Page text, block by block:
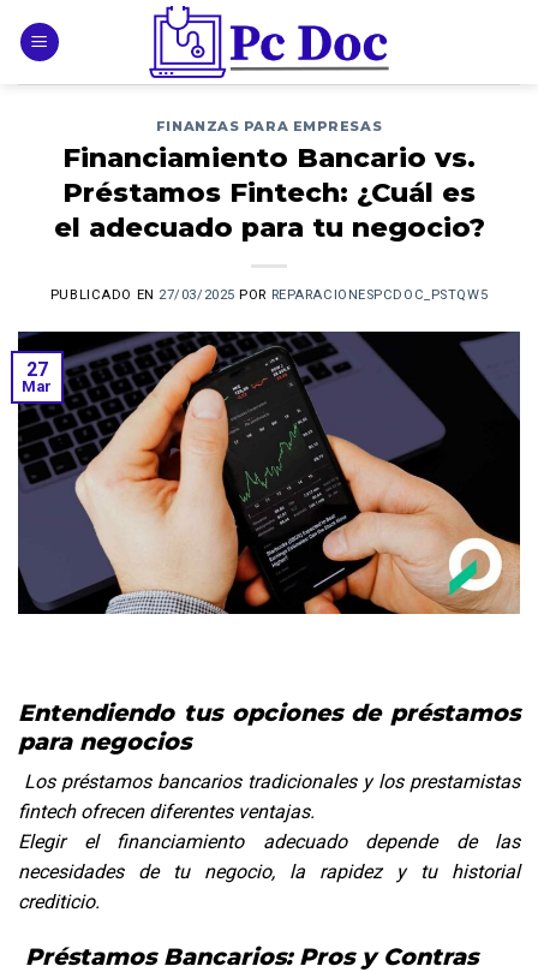
FINANZAS PARA EMPRESAS
Financiamiento Bancario vs.
Préstamos Fintech: ¿Cuál es
el adecuado para tu negocio?
PUBLICADO EN 27/03/2025 POR REPARACIONESPCDOC_PSTQW5
27
Mar
Entendiendo tus opciones de préstamos
para negocios
Los préstamos bancarios tradicionales y los prestamistas
fintech ofrecen diferentes ventajas.
Elegir el financiamiento adecuado depende de las
necesidades de tu negocio, la rapidez y tu historial
crediticio.
Préstamos Bancarios: Pros y Contras